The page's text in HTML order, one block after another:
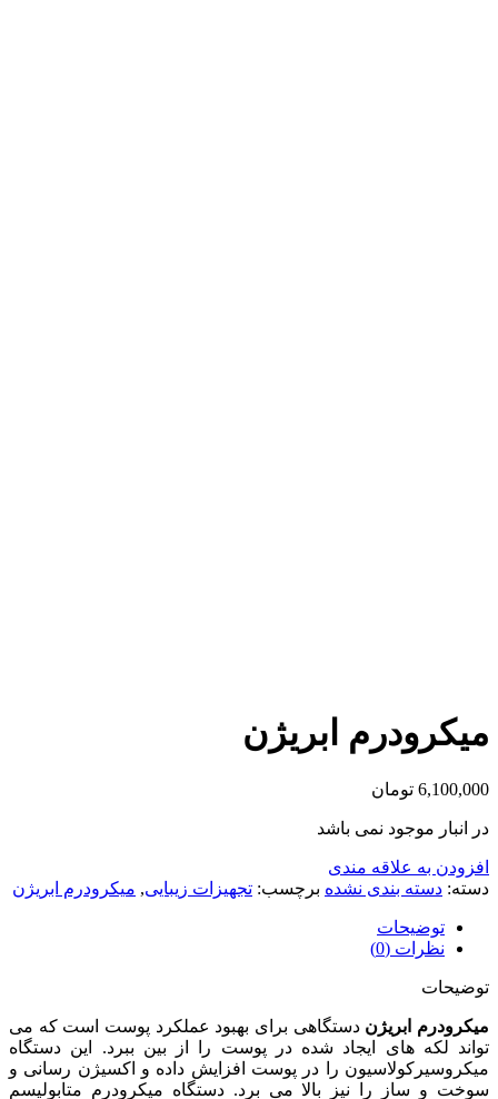
میکرودرم ابریژن
6,100,000 تومان
در انبار موجود نمی باشد
افزودن به علاقه مندی
دسته: دسته بندی نشده برچسب: تجهیزات زیبایی, میکرودرم ابریژن
توضیحات
نظرات (0)
توضیحات
میکرودرم ابریژن دستگاهی برای بهبود عملکرد پوست است که می
تواند لکه های ایجاد شده در پوست را از بین ببرد. این دستگاه
میکروسیرکولاسیون را در پوست افزایش داده و اکسیژن رسانی و
سوخت و ساز را نیز بالا می برد. دستگاه میکرودرم متابولیسم